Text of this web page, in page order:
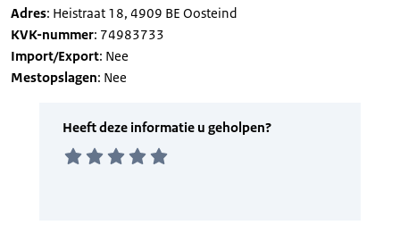
Adres: Heistraat 18, 4909 BE Oosteind
KVK-nummer: 74983733
Import/Export: Nee
Mestopslagen: Nee